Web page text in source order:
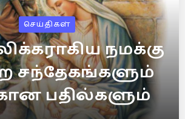
செய்திகள்
நமக்கு
சந்தேகங்களும்
பதில்களும்